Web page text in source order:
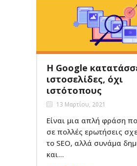
Η Google
ιστοσελίδες, όχι
ιστότοπους
13 Μαρτίου, 2021
Είναι μια απλή φράση
σε πολλές ερωτήσεις
το SEO, αλλά συνάμα
και...